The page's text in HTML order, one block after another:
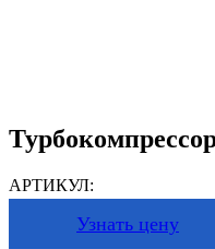
АРТИКУЛ:
Узнать цену